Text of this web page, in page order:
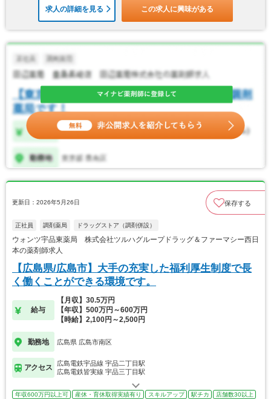
求人の詳細を見る この求人に興味がある
更新日：2026年5月26日 保存する
正社員 調剤薬局 ドラッグストア（調剤併設）
ウォンツ宇品東薬局 株式会社ツルハグループドラッグ＆ファーマシー西日
本の薬剤師求人
【広島県/広島市】大手の充実した福利厚生制度で長
く働くことができる環境です。
給与
【月収】30.5万円
【年収】500万円～600万円
【時給】2,100円～2,500円
勤務地 広島県 広島市南区
アクセス
広島電鉄宇品線 宇品二丁目駅
広島電鉄皆実線 宇品三丁目駅
年収600万円以上可 産休・育休取得実績有り スキルアップ 駅チカ
店舗数30以上